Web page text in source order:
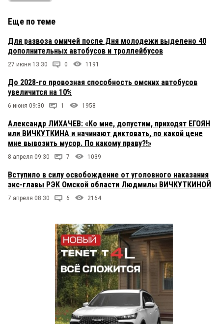
Еще по теме
Для развоза омичей после Дня молодежи выделено 40
дополнительных автобусов и троллейбусов
27 июня 13:30 0 1191
До 2028-го провозная способность омских автобусов
увеличится на 10%
6 июня 09:30 1 1958
Александр ЛИХАЧЕВ: «Ко мне, допустим, приходят ЕГОЯН
или ВИЧКУТКИНА и начинают диктовать, по какой цене
мне вывозить мусор. По какому праву?!»
8 апреля 09:30 7 1039
Вступило в силу освобождение от уголовного наказания
экс-главы РЭК Омской области Людмилы ВИЧКУТКИНОЙ
7 апреля 08:30 6 2164